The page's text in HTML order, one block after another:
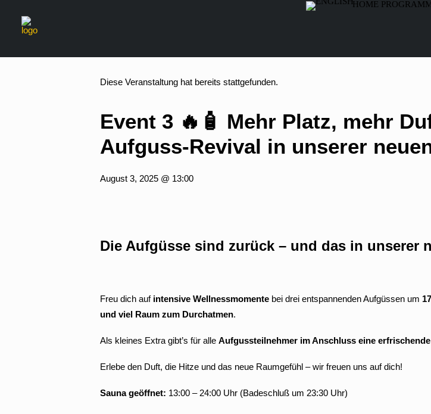
HOME
Diese Veranstaltung hat bereits stattgefunden.
Event 3 🔥🧴 Mehr Platz, mehr
Aufguss-Revival in unserer
August 3, 2025 @ 13:00
Die Aufgüsse sind zurück – und das in unserer
Freu dich auf intensive Wellnessmomente bei drei entspannenden Aufgüssen um
und viel Raum zum Durchatmen.
Als kleines Extra gibt’s für alle Aufgussteilnehmer im Anschluss eine
Erlebe den Duft, die Hitze und das neue Raumgefühl – wir freuen uns auf dich!
Sauna geöffnet: 13:00 – 24:00 Uhr (Badeschluß um 23:30 Uhr)